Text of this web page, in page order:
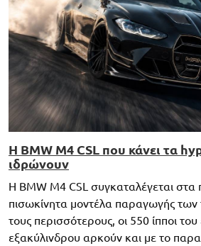
Η BMW M4 CSL που κάνει τα
ιδρώνουν
Η BMW M4 CSL συγκαταλέγεται στα
πισωκίνητα μοντέλα παραγωγής των
τους περισσότερους, οι 550 ίπποι
εξακύλινδρου αρκούν και με το